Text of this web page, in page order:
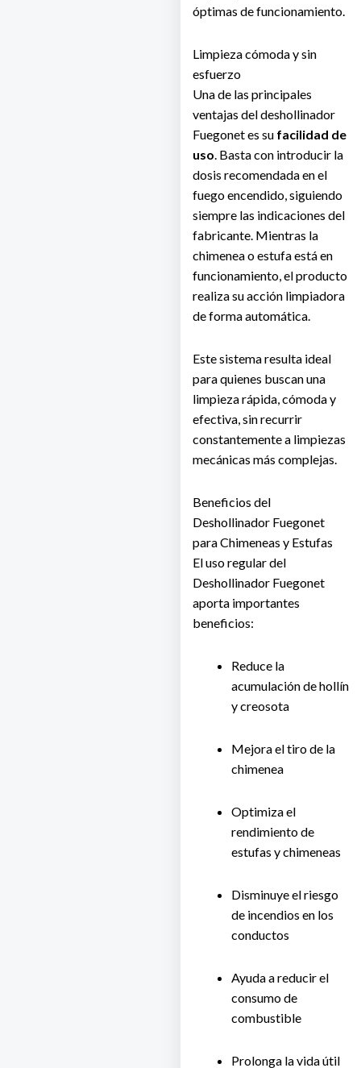
óptimas de funcionamiento.
Limpieza cómoda y sin
esfuerzo
Una de las principales
ventajas del deshollinador
Fuegonet es su facilidad de
uso. Basta con introducir la
dosis recomendada en el
fuego encendido, siguiendo
siempre las indicaciones del
fabricante. Mientras la
chimenea o estufa está en
funcionamiento, el producto
realiza su acción limpiadora
de forma automática.
Este sistema resulta ideal
para quienes buscan una
limpieza rápida, cómoda y
efectiva, sin recurrir
constantemente a limpiezas
mecánicas más complejas.
Beneficios del
Deshollinador Fuegonet
para Chimeneas y Estufas
El uso regular del
Deshollinador Fuegonet
aporta importantes
beneficios:
Reduce la
acumulación de hollín
y creosota
Mejora el tiro de la
chimenea
Optimiza el
rendimiento de
estufas y chimeneas
Disminuye el riesgo
de incendios en los
conductos
Ayuda a reducir el
consumo de
combustible
Prolonga la vida útil